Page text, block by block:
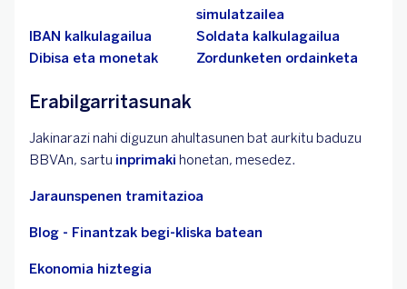
simulatzailea
IBAN kalkulagailua
Soldata kalkulagailua
Dibisa eta monetak
Zordunketen ordainketa
Erabilgarritasunak
Jakinarazi nahi diguzun ahultasunen bat aurkitu baduzu
BBVAn, sartu inprimaki honetan, mesedez.
Jaraunspenen tramitazioa
Blog - Finantzak begi-kliska batean
Ekonomia hiztegia